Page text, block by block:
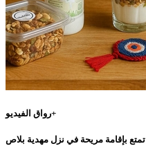
رواق الفيديو+
تمتع بإقامة مريحة في نزل مهدية بلاص